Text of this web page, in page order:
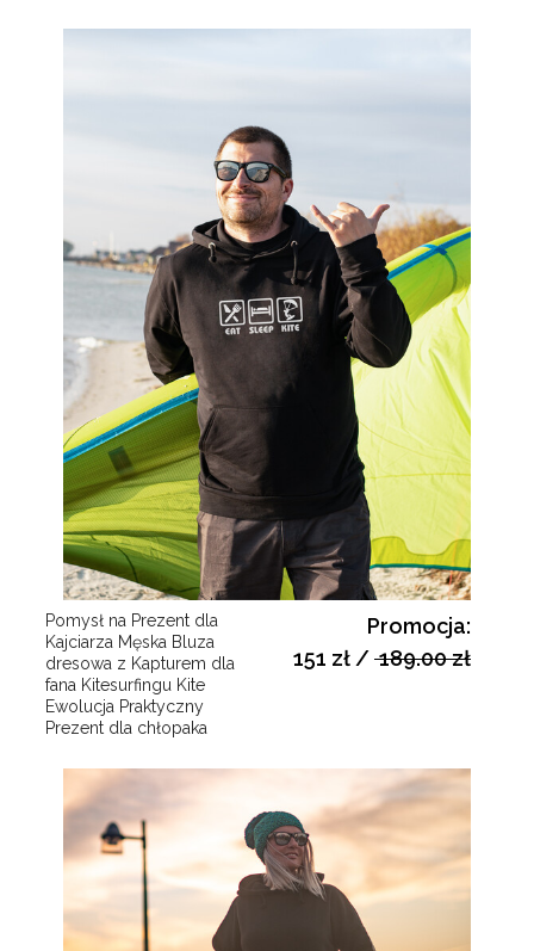
Pomysł na Prezent dla
Kajciarza Męska Bluza
dresowa z Kapturem dla
fana Kitesurfingu Kite
Ewolucja Praktyczny
Prezent dla chłopaka
Promocja:
151 zł /189.00 zł